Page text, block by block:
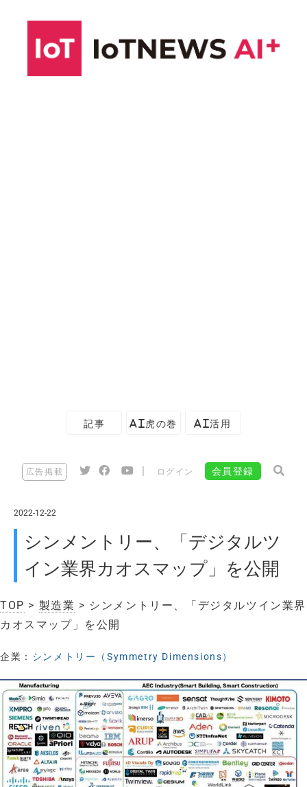
記事 AI虎の巻 AI活用
広告掲載 ログイン 会員登録
2022-12-22
シンメントリー、「デジタルツ
イン業界カオスマップ」を公開
TOP > 製造業 > シンメントリー、「デジタルツイン業界
カオスマップ」を公開
企業： シンメトリー（Symmetry Dimensions）